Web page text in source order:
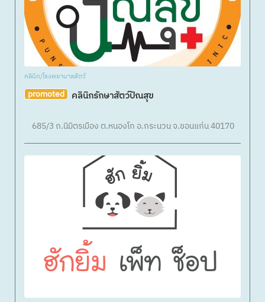
คลินิก/โรงพยาบาลสัตว์
promoted คลินิกรักษาสัตว์ปัณสุข
685/3 ถ.นิมิตรเมือง ต.หนองโก อ.กระนวน จ.ขอนแก่น 40170